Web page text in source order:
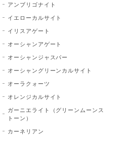
アンブリゴナイト
イエローカルサイト
イリスアゲート
オーシャンアゲート
オーシャンジャスパー
オーシャングリーンカルサイト
オーラクォーツ
オレンジカルサイト
ガーニエライト（グリーンムーンス
トーン）
カーネリアン